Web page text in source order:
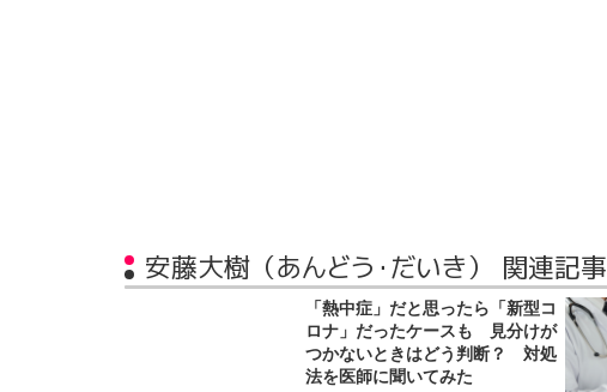
安藤大樹（あんどう・だいき） 関連記事
「熱中症」だと思ったら「新型コ
ロナ」だったケースも 見分けが
つかないときはどう判断？ 対処
法を医師に聞いてみた